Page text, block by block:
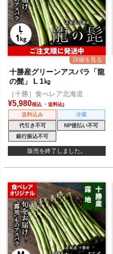
十勝産グリーンアスパラ「龍
の髭」 L 1㎏
［十勝］食べレア北海道
¥5,980税込
送料込み
冷蔵
代引き不可
NP後払い不可
銀行振込不可
販売を終了しました。